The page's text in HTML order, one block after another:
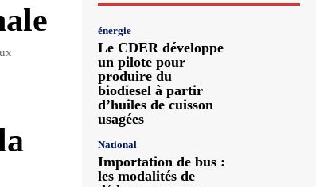
énergie
Le CDER développe
un pilote pour
produire du
biodiesel à partir
d’huiles de cuisson
usagées
National
Importation de bus :
les modalités de